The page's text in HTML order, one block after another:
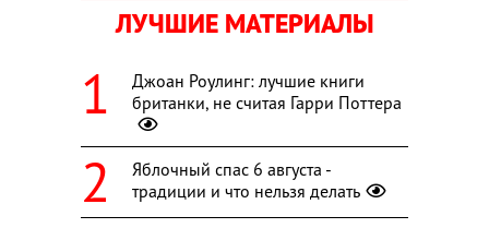
ЛУЧШИЕ МАТЕРИАЛЫ
Джоан Роулинг: лучшие книги
британки, не считая Гарри Поттера
Яблочный спас 6 августа -
традиции и что нельзя делать